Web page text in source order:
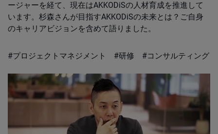
ージャーを経て、現在はAKKODiSの人材育成を推進して
います。杉森さんが目指すAKKODiSの未来とは？ご自身
のキャリアビジョンを含めて語りました。
#プロジェクトマネジメント #研修 #コンサルティング